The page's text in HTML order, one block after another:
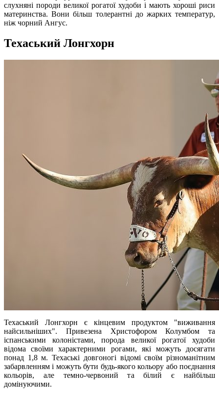
слухняні породи великої рогатої худоби і мають хороші риси
материнства. Вони більш толерантні до жарких температур,
ніж чорний Ангус.
Техаський Лонгхорн
Техаський Лонгхорн є кінцевим продуктом "виживання
найсильніших". Привезена Христофором Колумбом та
іспанськими колоністами, порода великої рогатої худоби
відома своїми характерними рогами, які можуть досягати
понад 1,8 м. Техаські довгоногі відомі своїм різноманітним
забарвленням і можуть бути будь-якого кольору або поєднання
кольорів, але темно-червоний та білий є найбільш
домінуючими.